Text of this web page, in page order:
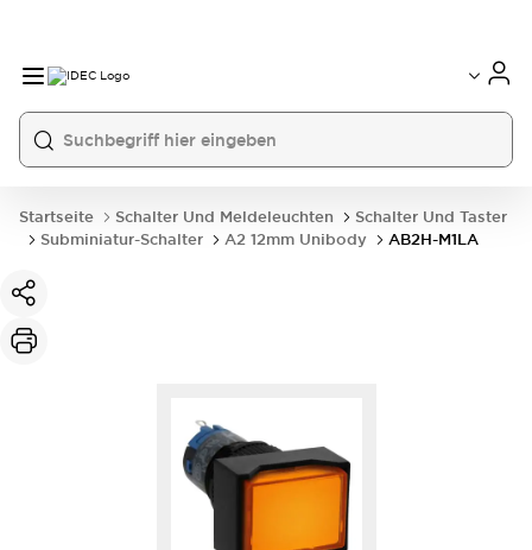
Startseite Schalter Und Meldeleuchten
Schalter Und Taster
Subminiatur-Schalter
A2 12mm Unibody AB2H-M1LA